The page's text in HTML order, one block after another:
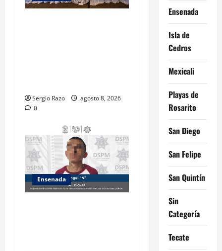
Sergio Razo
agosto 8, 2026
0
Ensenada
Ensenada
Isla de
Cedros
Mexicali
Playas de
Rosarito
San Diego
San Felipe
San Quintín
Sin
Categoría
Tecate